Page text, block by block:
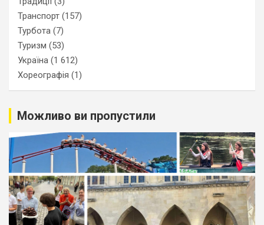
Транспорт (157)
Турбота (7)
Туризм (53)
Україна (1 612)
Хореографія (1)
Можливо ви пропустили